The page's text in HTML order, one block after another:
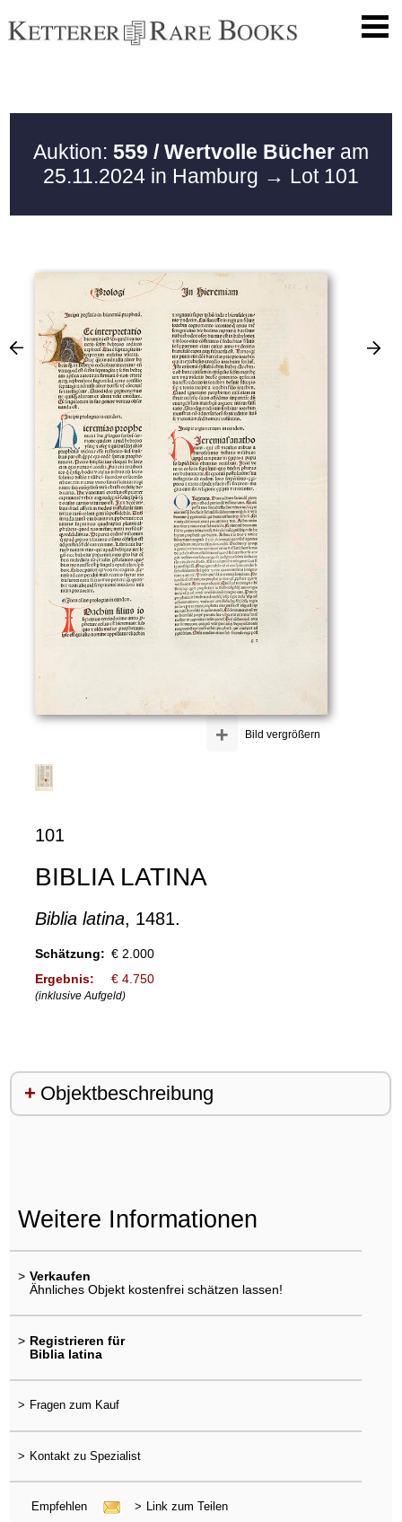
Auktion: 559 / Wertvolle Bücher am
25.11.2024 in Hamburg → Lot 101
Bild vergrößern
+
101
BIBLIA LATINA
Biblia latina, 1481.
Schätzung: € 2.000
Ergebnis:
€ 4.750
(inklusive Aufgeld)
Objektbeschreibung
Weitere Informationen
> Verkaufen
Ähnliches Objekt kostenfrei schätzen lassen!
> Registrieren für
Biblia latina
> Fragen zum Kauf
> Kontakt zu Spezialist
Empfehlen > Link zum Teilen